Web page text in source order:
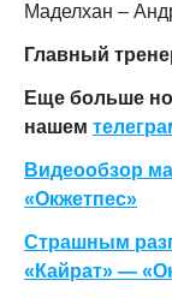
Маделхан –
Главный
Еще больше
нашем
Видеообзор
«Окжетпес»
Страшным
«Кайрат» —